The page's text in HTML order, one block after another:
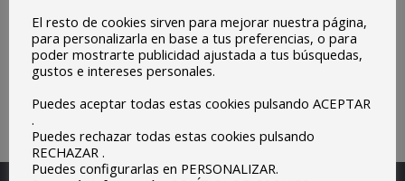
El resto de cookies sirven para mejorar nuestra página,
para personalizarla en base a tus preferencias, o para
poder mostrarte publicidad ajustada a tus búsquedas,
gustos e intereses personales.
Puedes aceptar todas estas cookies pulsando ACEPTAR
.
Puedes rechazar todas estas cookies pulsando
RECHAZAR .
Puedes configurarlas en PERSONALIZAR.